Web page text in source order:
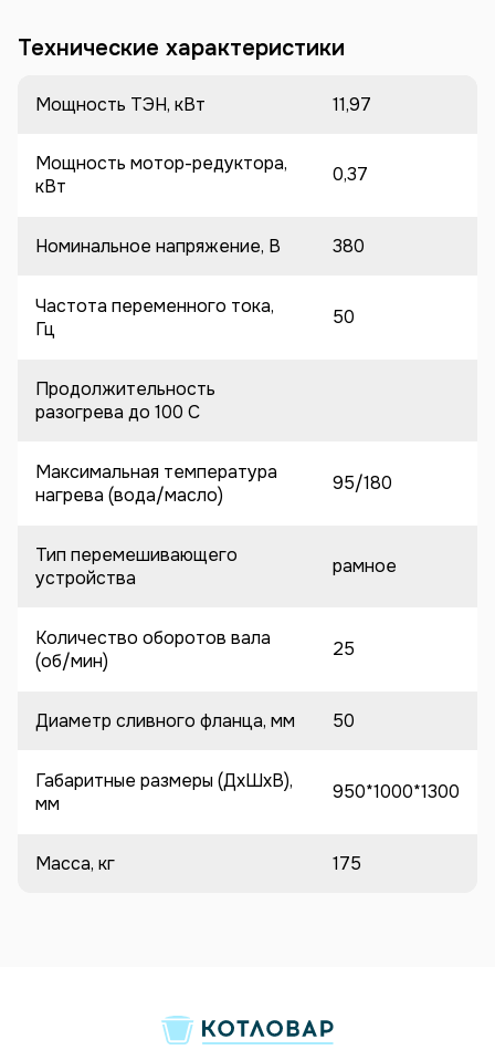
Технические характеристики
Мощность ТЭН, кВт 11,97
Мощность мотор-редуктора,
кВт
0,37
Номинальное напряжение, В 380
Частота переменного тока,
Гц
50
Продолжительность
разогрева до 100 C
Максимальная температура
нагрева (вода/масло)
95/180
Тип перемешивающего
устройства
рамное
Количество оборотов вала
(об/мин)
25
Диаметр сливного фланца, мм 50
Габаритные размеры (ДхШхВ),
мм
950*1000*1300
Масса, кг 175